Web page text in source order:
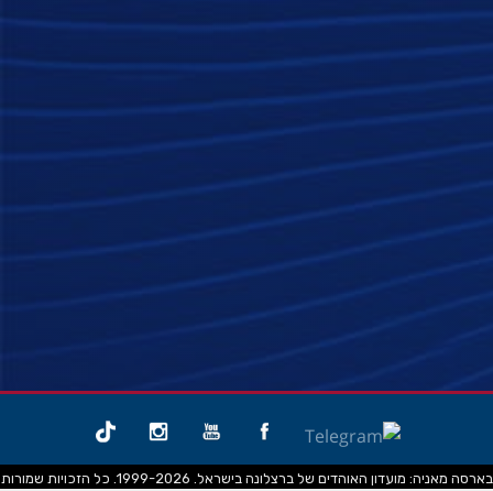
בארסה מאניה: מועדון האוהדים של ברצלונה בישראל. 1999-2026. כל הזכויות שמורות